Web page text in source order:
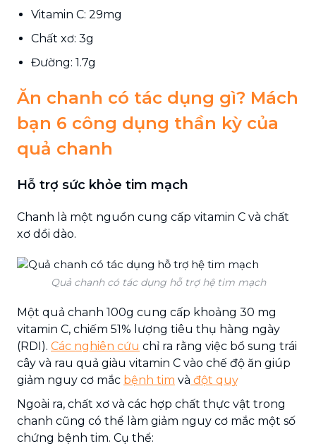
Vitamin C: 29mg
Chất xơ: 3g
Đường: 1.7g
Ăn chanh có tác dụng gì? Mách
bạn 6 công dụng thần kỳ của
quả chanh
Hỗ trợ sức khỏe tim mạch
Chanh là một nguồn cung cấp vitamin C và chất
xơ dồi dào.
Quả chanh có tác dụng hỗ trợ hệ tim mạch
Một quả chanh 100g cung cấp khoảng 30 mg
vitamin C, chiếm 51% lượng tiêu thụ hàng ngày
(RDI). Các nghiên cứu chỉ ra rằng việc bổ sung trái
cây và rau quả giàu vitamin C vào chế độ ăn giúp
giảm nguy cơ mắc bệnh tim và đột quỵ
Ngoài ra, chất xơ và các hợp chất thực vật trong
chanh cũng có thể làm giảm nguy cơ mắc một số
chứng bệnh tim. Cụ thể: